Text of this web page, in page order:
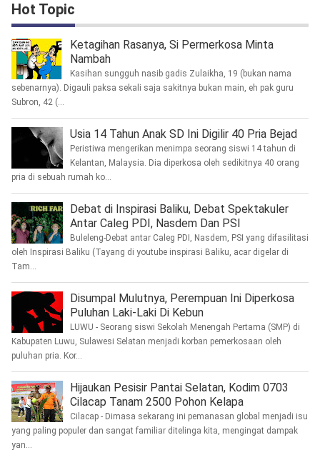
Hot Topic
Ketagihan Rasanya, Si Permerkosa Minta
Nambah
Kasihan sungguh nasib gadis Zulaikha, 19 (bukan nama
sebenarnya). Digauli paksa sekali saja sakitnya bukan main, eh pak guru
Subron, 42 (...
Usia 14 Tahun Anak SD Ini Digilir 40 Pria Bejad
Peristiwa mengerikan menimpa seorang siswi 14 tahun di
Kelantan, Malaysia. Dia diperkosa oleh sedikitnya 40 orang
pria di sebuah rumah ko...
Debat di Inspirasi Baliku, Debat Spektakuler
Antar Caleg PDI, Nasdem Dan PSI
Buleleng-Debat antar Caleg PDI, Nasdem, PSI yang difasilitasi
oleh Inspirasi Baliku (Tayang di youtube inspirasi Baliku, acar digelar di
Tam...
Disumpal Mulutnya, Perempuan Ini Diperkosa
Puluhan Laki-Laki Di Kebun
LUWU - Seorang siswi Sekolah Menengah Pertama (SMP) di
Kabupaten Luwu, Sulawesi Selatan menjadi korban pemerkosaan oleh
puluhan pria. Kor...
Hijaukan Pesisir Pantai Selatan, Kodim 0703
Cilacap Tanam 2500 Pohon Kelapa
Cilacap - Dimasa sekarang ini pemanasan global menjadi isu
yang paling populer dan sangat familiar ditelinga kita, mengingat dampak
yan...